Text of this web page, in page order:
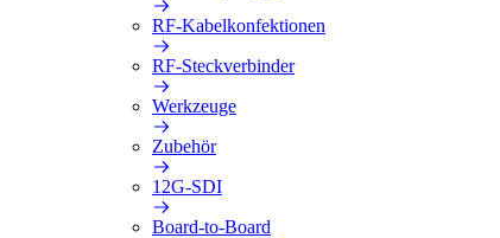
RF-Kabelkonfektionen
RF-Steckverbinder
Werkzeuge
Zubehör
12G-SDI
Board-to-Board